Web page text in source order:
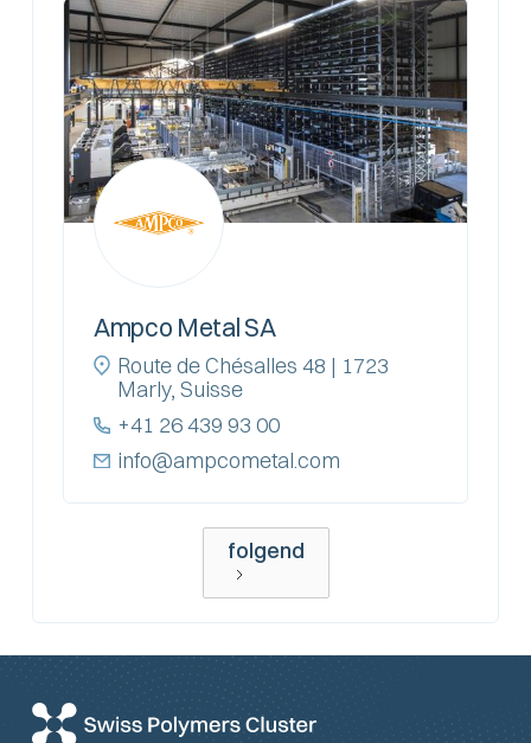
Ampco Metal SA
Route de Chésalles 48 | 1723
Marly, Suisse
+41 26 439 93 00
info@ampcometal.com
folgend